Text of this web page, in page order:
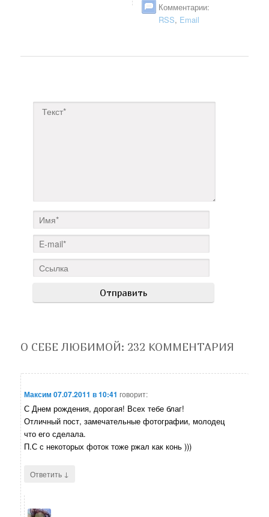
Комментарии:
RSS, Email
О СЕБЕ ЛЮБИМОЙ: 232 КОММЕНТАРИЯ
Максим 07.07.2011 в 10:41 говорит:
С Днем рождения, дорогая! Всех тебе благ!
Отличный пост, замечательные фотографии, молодец
что его сделала.
П.С с некоторых фоток тоже ржал как конь )))
Ответить ↓